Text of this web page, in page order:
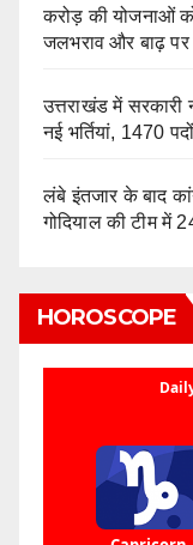
करोड़ की योजनाओं
जलभराव और बाढ़ पर
उत्तराखंड में
नई भर्तियां, 1470 पदों
लंबे इंतजार के बाद
गोदियाल की टीम में
HOROSCOPE